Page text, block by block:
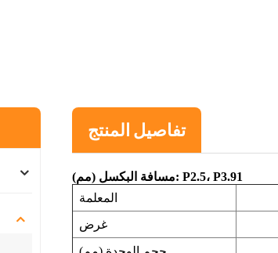
تفاصيل المنتج
مسافة البكسل (مم): P2.5، P3.91
المعلمة
غرض